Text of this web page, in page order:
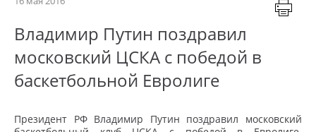
Владимир Путин поздравил
московский ЦСКА с победой в
баскетбольной Евролиге
Президент РФ Владимир Путин поздравил московский